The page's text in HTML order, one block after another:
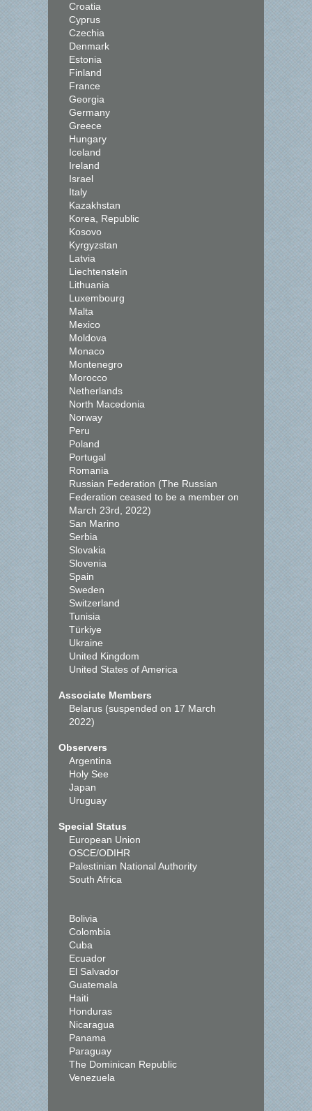
Croatia
Cyprus
Czechia
Denmark
Estonia
Finland
France
Georgia
Germany
Greece
Hungary
Iceland
Ireland
Israel
Italy
Kazakhstan
Korea, Republic
Kosovo
Kyrgyzstan
Latvia
Liechtenstein
Lithuania
Luxembourg
Malta
Mexico
Moldova
Monaco
Montenegro
Morocco
Netherlands
North Macedonia
Norway
Peru
Poland
Portugal
Romania
Russian Federation (The Russian
Federation ceased to be a member on
March 23rd, 2022)
San Marino
Serbia
Slovakia
Slovenia
Spain
Sweden
Switzerland
Tunisia
Türkiye
Ukraine
United Kingdom
United States of America
Associate Members
Belarus (suspended on 17 March
2022)
Observers
Argentina
Holy See
Japan
Uruguay
Special Status
European Union
OSCE/ODIHR
Palestinian National Authority
South Africa
Bolivia
Colombia
Cuba
Ecuador
El Salvador
Guatemala
Haiti
Honduras
Nicaragua
Panama
Paraguay
The Dominican Republic
Venezuela